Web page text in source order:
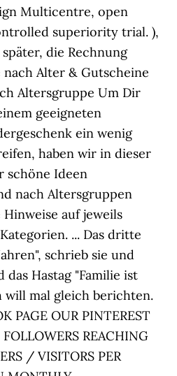
Multicentre, open
superiority trial. ),
die Rechnung
Alter & Gutscheine
Altersgruppe Um Dir
geeigneten
ein wenig
haben wir in dieser
schöne Ideen
nach Altersgruppen
auf jeweils
... Das dritte
schrieb sie und
Hastag "Familie ist
will mal gleich berichten.
PAGE OUR PINTEREST
REACHING
/ VISITORS PER